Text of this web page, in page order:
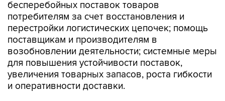
бесперебойных поставок товаров
потребителям за счет восстановления и
перестройки логистических цепочек; помощь
поставщикам и производителям в
возобновлении деятельности; системные меры
для повышения устойчивости поставок,
увеличения товарных запасов, роста гибкости
и оперативности доставки.